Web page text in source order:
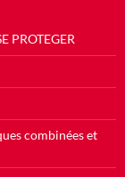
PROTEGER
combinées et